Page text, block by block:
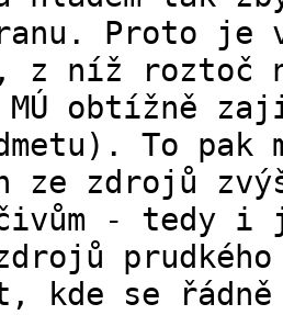
Proto je
z níž roztoč
obtížně
To pak
ze zdrojů
- tedy i
zdrojů
kde se